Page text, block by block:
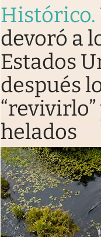
Histórico.
devoró a
Estados
después
helados